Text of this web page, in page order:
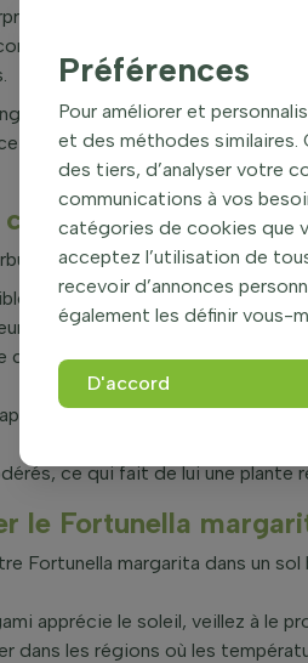
par sa capacité à produire
et sa forme en mini tige,
par son feuillage persistant
l'arrivée du printemps et
de Fortunella
qui offre de multiples
le kumquat à fruits ovales,
acidulée rafraîchissante.
culture en solitaire, s'adaptant
à la zone USDA 10a,
ce qui fait de lui une plante
le Fortunella
Fortunella margarita dans un
apprécie le soleil, veillez à le
dans les régions où les
Préférences
Pour améliorer et
et des méthodes similaires.
des tiers, d’analyser votre
communications à vos
catégories de cookies que
acceptez l’utilisation de
recevoir d’annonces
également les définir vous-
D'accord